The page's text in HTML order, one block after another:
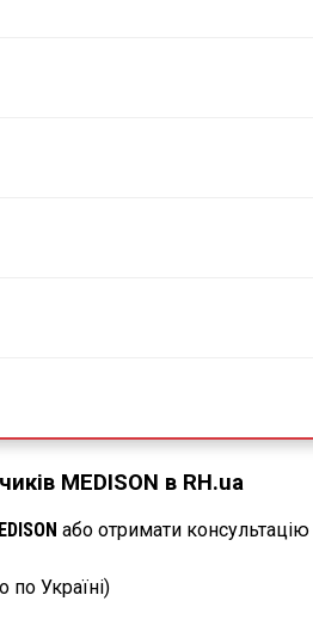
MEDISON в RH.ua
або отримати
по Україні)